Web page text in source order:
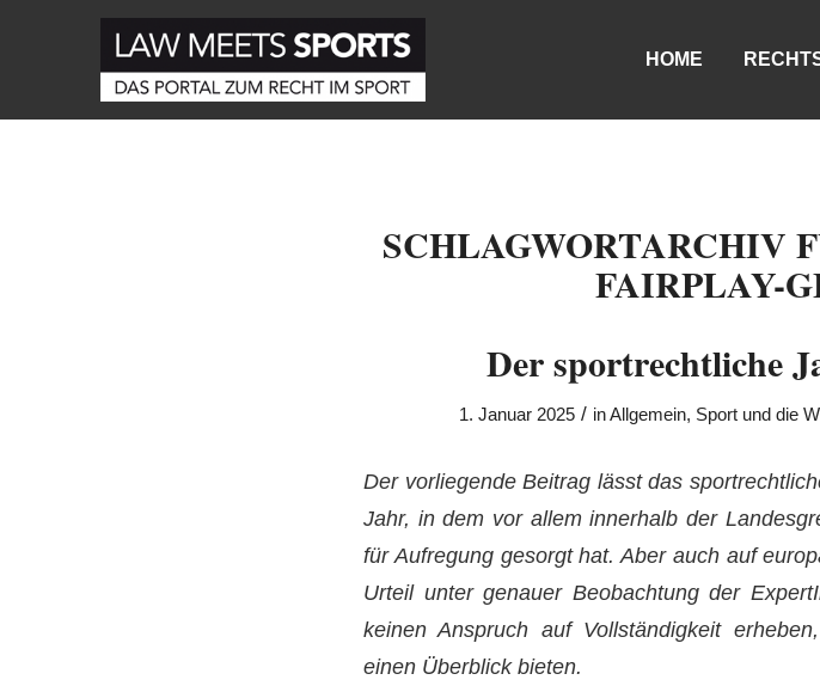
HOME
SCHLAGWORTARCHIV
FAIRPLAY-
Der sportrechtliche
1. Januar 2025 / inAllgemein, Sport und die
Der vorliegende Beitrag lässt das
Jahr, in dem vor allem innerhalb der
für Aufregung gesorgt hat. Aber auch auf
Urteil unter genauer Beobachtung der
keinen Anspruch auf Vollständigkeit
einen Überblick bieten.